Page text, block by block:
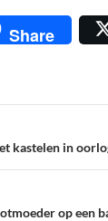
Share
kastelen in
op een